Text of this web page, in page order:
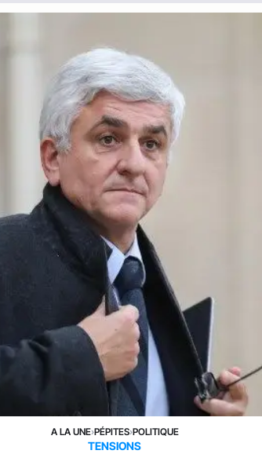
A LA UNE›PÉPITES›POLITIQUE
TENSIONS